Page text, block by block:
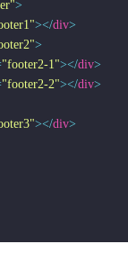
>
></div>
>
"footer2-1"></div>
"footer2-2"></div>
></div>